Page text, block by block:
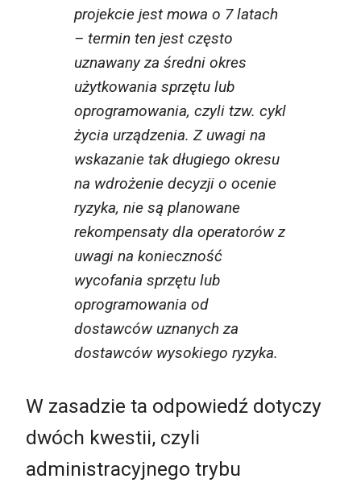
projekcie jest mowa o 7 latach
– termin ten jest często
uznawany za średni okres
użytkowania sprzętu lub
oprogramowania, czyli tzw. cykl
życia urządzenia. Z uwagi na
wskazanie tak długiego okresu
na wdrożenie decyzji o ocenie
ryzyka, nie są planowane
rekompensaty dla operatorów z
uwagi na konieczność
wycofania sprzętu lub
oprogramowania od
dostawców uznanych za
dostawców wysokiego ryzyka.
W zasadzie ta odpowiedź dotyczy
dwóch kwestii, czyli
administracyjnego trybu